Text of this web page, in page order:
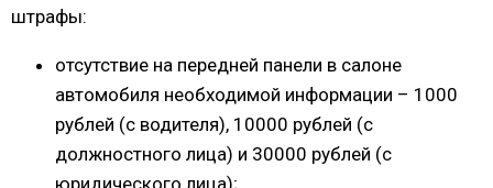
штрафы:
отсутствие на передней панели в салоне
автомобиля необходимой информации – 1000
рублей (с водителя), 10000 рублей (с
должностного лица) и 30000 рублей (с